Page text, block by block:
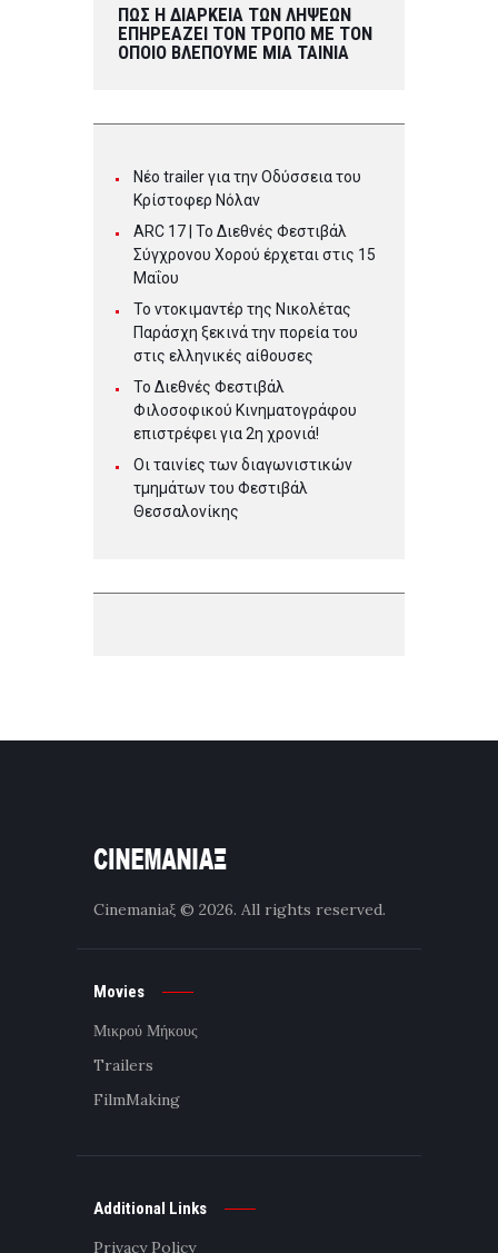
ΠΩΣ Η ΔΙΑΡΚΕΙΑ ΤΩΝ ΛΗΨΕΩΝ
ΕΠΗΡΕΑΖΕΙ ΤΟΝ ΤΡΟΠΟ ΜΕ ΤΟΝ
ΟΠΟΙΟ ΒΛΕΠΟΥΜΕ ΜΙΑ ΤΑΙΝΙΑ
Νέο trailer για την Οδύσσεια του
Κρίστοφερ Νόλαν
ARC 17 | To Διεθνές Φεστιβάλ
Σύγχρονου Χορού έρχεται στις 15
Μαΐου
Το ντοκιμαντέρ της Νικολέτας
Παράσχη ξεκινά την πορεία του
στις ελληνικές αίθουσες
Το Διεθνές Φεστιβάλ
Φιλοσοφικού Κινηματογράφου
επιστρέφει για 2η χρονιά!
Οι ταινίες των διαγωνιστικών
τμημάτων του Φεστιβάλ
Θεσσαλονίκης
Cinemaniaξ © 2026. All rights reserved.
Movies
Μικρού Μήκους
Trailers
FilmMaking
Additional Links
Privacy Policy